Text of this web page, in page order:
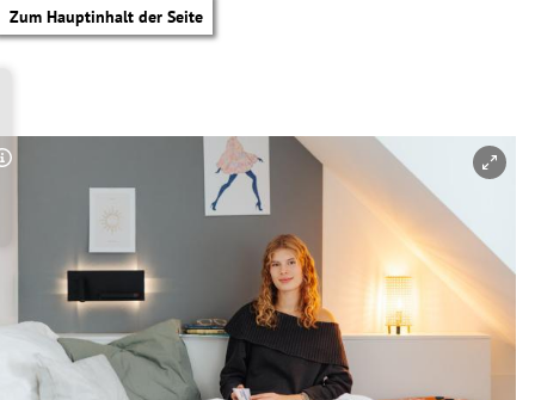
Zum Hauptinhalt der Seite
Copyright-Hinweis öffnen/schließen